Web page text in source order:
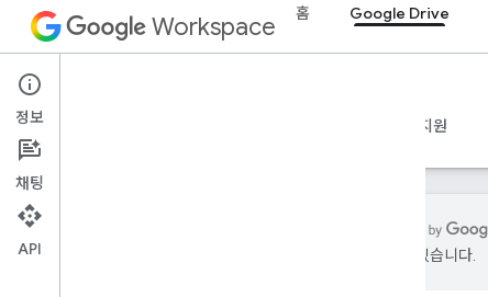
Workspace 홈 Google Drive
Google Drive
개요 지원
있을 수 있습니다.
정보
채팅
API